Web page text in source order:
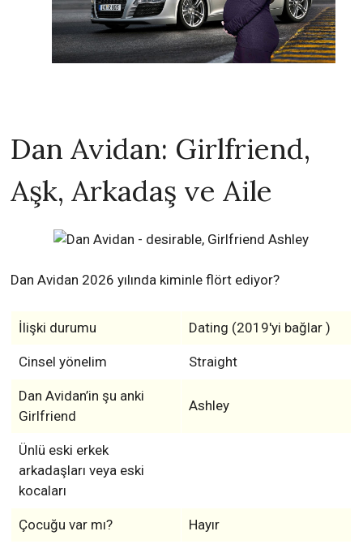
Dan Avidan: Girlfriend,
Aşk, Arkadaş ve Aile
Dan Avidan 2026 yılında kiminle flört ediyor?
İlişki durumu Dating (2019'yi bağlar )
Cinsel yönelim Straight
Dan Avidan’in şu anki
Girlfriend
Ashley
Ünlü eski erkek
arkadaşları veya eski
kocaları
Çocuğu var mı? Hayır